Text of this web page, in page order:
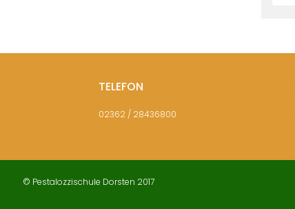
TELEFON
02362 / 28436800
© Pestalozzischule Dorsten 2017